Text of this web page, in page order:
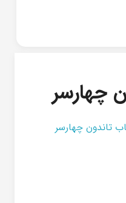
چهارسر
تاندون چهارسر